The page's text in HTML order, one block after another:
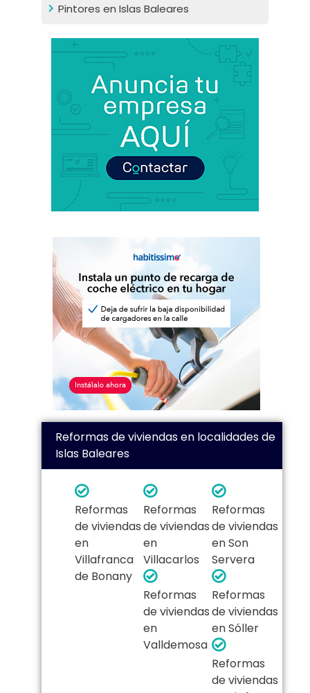
Pintores en Islas Baleares
Reformas de viviendas en localidades de
Islas Baleares
Reformas
de viviendas
en
Villafranca
de Bonany
Reformas
de viviendas
en
Villacarlos
Reformas
de viviendas
en Son
Servera
Reformas
de viviendas
en
Valldemosa
Reformas
de viviendas
en Sóller
Reformas
de viviendas